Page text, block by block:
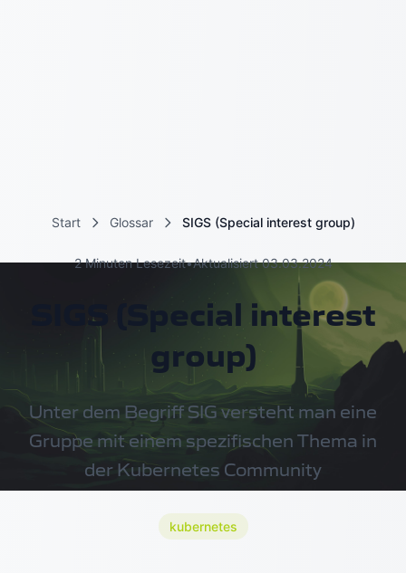
Start Glossar SIGS (Special interest group)
2 Minuten Lesezeit•Aktualisiert 03.03.2024
SIGS (Special interest
group)
Unter dem Begriff SIG versteht man eine
Gruppe mit einem spezifischen Thema in
der Kubernetes Community
kubernetes